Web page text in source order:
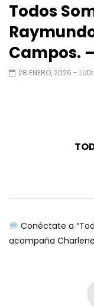
Todos
Campos.
28 ENERO, 2026 - LUD:
Conéctate a
acompaña